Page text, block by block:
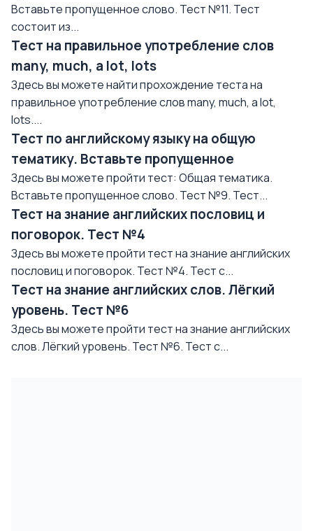
Вставьте пропущенное слово. Тест №11. Тест
состоит из...
Тест на правильное употребление слов
many, much, a lot, lots
Здесь вы можете найти прохождение теста на
правильное употребление слов many, much, a lot,
lots....
Тест по английскому языку на общую
тематику. Вставьте пропущенное
Здесь вы можете пройти тест: Общая тематика.
Вставьте пропущенное слово. Тест №9. Тест...
Тест на знание английских пословиц и
поговорок. Тест №4
Здесь вы можете пройти тест на знание английских
пословиц и поговорок. Тест №4. Тест с...
Тест на знание английских слов. Лёгкий
уровень. Тест №6
Здесь вы можете пройти тест на знание английских
слов. Лёгкий уровень. Тест №6. Тест с...